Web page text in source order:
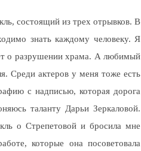
состоящий из трех отрывков. В
знать каждому человеку. Я
о разрушении храма. А любимый
Среди актеров у меня тоже есть
с надписью, которая дорога
таланту Дарьи Зеркаловой.
о Стрепетовой и бросила мне
которые она посоветовала